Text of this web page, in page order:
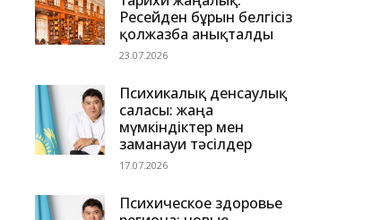
Ресейден бұрын белгісіз
қолжазба анықталды
23.07.2026
Психикалық денсаулық
саласы: жаңа
мүмкіндіктер мен
заманауи тәсілдер
17.07.2026
Психическое здоровье